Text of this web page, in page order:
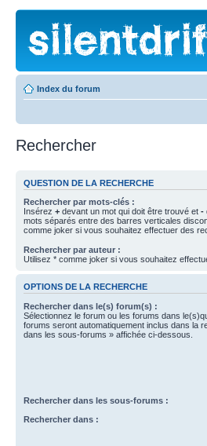
Index du forum
Rechercher
QUESTION DE LA RECHERCHE
Rechercher par mots-clés :
Insérez + devant un mot qui doit être trouvé et -
mots séparés entre des barres verticales
comme joker si vous souhaitez effectuer des
Rechercher par auteur :
Utilisez * comme joker si vous souhaitez
OPTIONS DE LA RECHERCHE
Rechercher dans le(s) forum(s) :
Sélectionnez le forum ou les forums dans
forums seront automatiquement inclus dans la
dans les sous-forums » affichée ci-dessous.
Rechercher dans les sous-forums :
Rechercher dans :